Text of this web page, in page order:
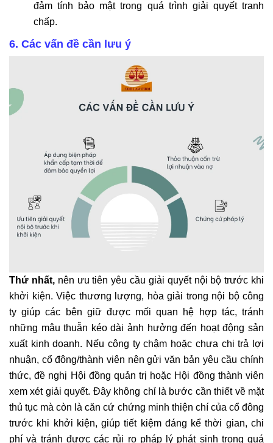
đảm tính bảo mật trong quá trình giải quyết tranh
chấp.
6. Các vấn đề cần lưu ý
Thứ nhất, nên ưu tiên yêu cầu giải quyết nội bộ trước khi
khởi kiện. Việc thương lượng, hòa giải trong nội bộ công
ty giúp các bên giữ được mối quan hệ hợp tác, tránh
những mâu thuẫn kéo dài ảnh hưởng đến hoạt động sản
xuất kinh doanh. Nếu công ty chậm hoặc chưa chi trả lợi
nhuận, cổ đông/thành viên nên gửi văn bản yêu cầu chính
thức, đề nghị Hội đồng quản trị hoặc Hội đồng thành viên
xem xét giải quyết. Đây không chỉ là bước cần thiết về mặt
thủ tục mà còn là căn cứ chứng minh thiện chí của cổ đông
trước khi khởi kiện, giúp tiết kiệm đáng kể thời gian, chi
phí và tránh được các rủi ro pháp lý phát sinh trong quá